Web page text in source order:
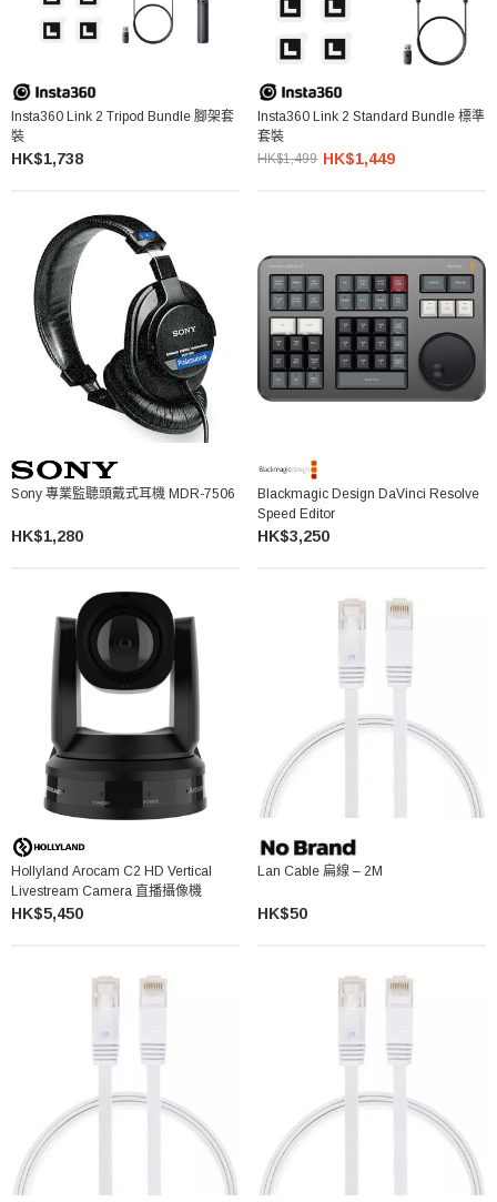
Insta360 Link 2 Tripod Bundle 腳架套
裝
HK$1,738
Insta360 Link 2 Standard Bundle 標準
套裝
HK$1,499 HK$1,449
Sony 專業監聽頭戴式耳機 MDR-7506
HK$1,280
Blackmagic Design DaVinci Resolve
Speed Editor
HK$3,250
Hollyland Arocam C2 HD Vertical
Livestream Camera 直播攝像機
HK$5,450
Lan Cable 扁線 – 2M
HK$50